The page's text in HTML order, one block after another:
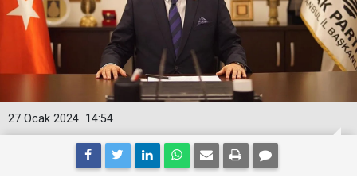
14:54
27 Ocak 2024